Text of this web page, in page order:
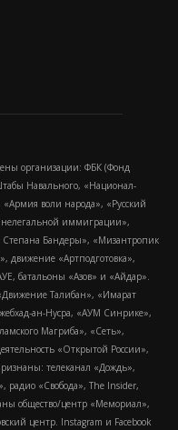
организации: ФБК (Фонд
Навального, «Национал-
воли народа», «Русский
иммиграции»,
Бандеры», «Мизантропик
движение «Артподготовка»,
батальоны «Азов» и «Айдар».
Талибан», «Имарат
ан-Нусра, «АУМ Синрике»,
Магриба», «Сеть»,
«Открытой России»,
телеканал «Дождь»,
радио «Свобода», The Insider,
общество/центр «Мемориал»,
центр. Instagram и Facebook